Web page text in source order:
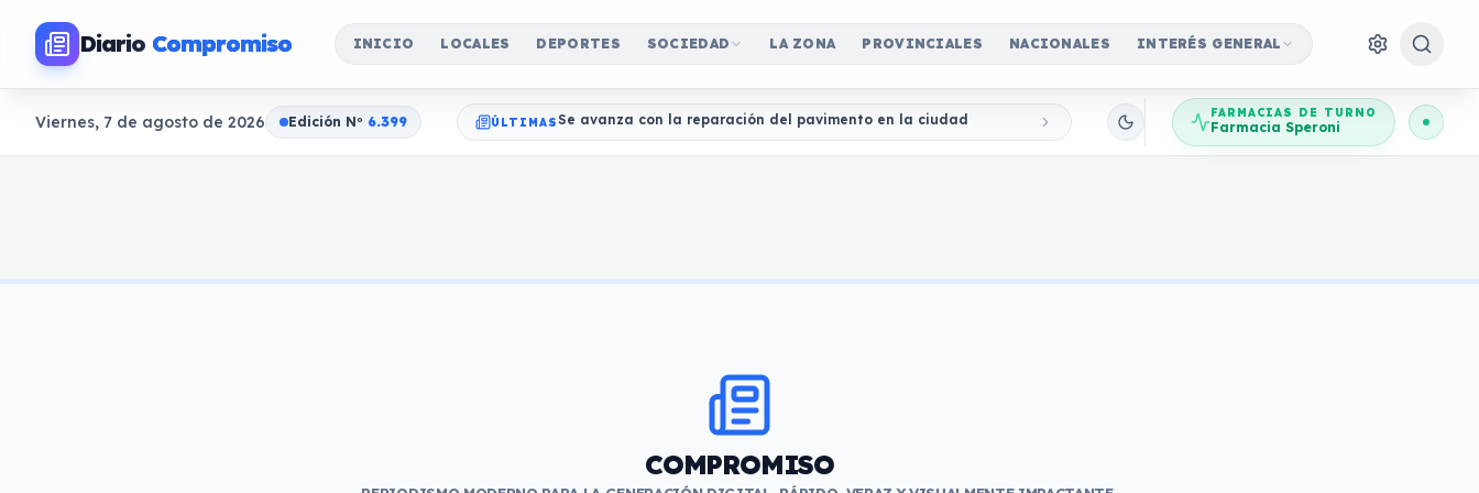
Diario Compromiso INICIO LOCALES DEPORTES SOCIEDAD LA ZONA PROVINCIALES NACIONALES INTERÉS GENERAL
Viernes, 7 de agosto de 2026 Edición No 6.399 ÚLTIMASSe avanza con la reparación del pavimento en la ciudad FARMACIAS DE TURNO
Farmacia Speroni
COMPROMISO